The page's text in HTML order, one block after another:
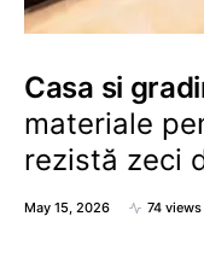
Casa si
materiale
rezistă zeci
May 15, 2026 74 views